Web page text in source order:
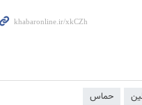
حماس